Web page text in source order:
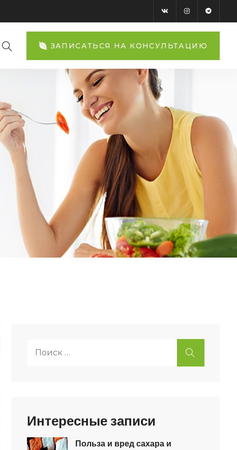
ЗАПИСАТЬСЯ НА КОНСУЛЬТАЦИЮ
Интересные записи
Польза и вред сахара и